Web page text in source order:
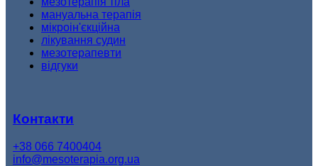
мануальна терапія
мікроін'єкційна
лікування судин
мезотерапевти
відгуки
Контакти
+38 066 7400404
info@mesoterapia.org.ua